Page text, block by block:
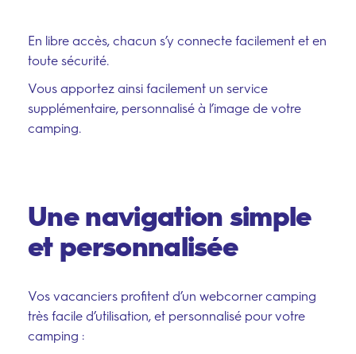
–
En libre accès, chacun s’y connecte facilement et en
toute sécurité.
Vous apportez ainsi facilement un service
supplémentaire, personnalisé à l’image de votre
camping.
Une navigation simple
et personnalisée
Vos vacanciers profitent d’un webcorner camping
très facile d’utilisation, et personnalisé pour votre
camping :